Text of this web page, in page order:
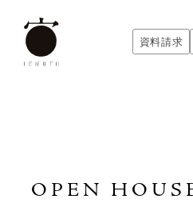
容
資料請求
資料請求
OPEN